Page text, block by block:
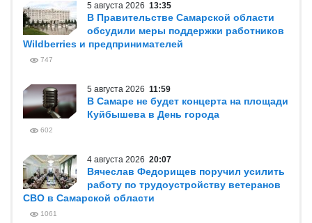
5 августа 2026 13:35
В Правительстве Самарской области
обсудили меры поддержки работников
Wildberries и предпринимателей
747
5 августа 2026 11:59
В Самаре не будет концерта на площади
Куйбышева в День города
602
4 августа 2026 20:07
Вячеслав Федорищев поручил усилить
работу по трудоустройству ветеранов
СВО в Самарской области
1061